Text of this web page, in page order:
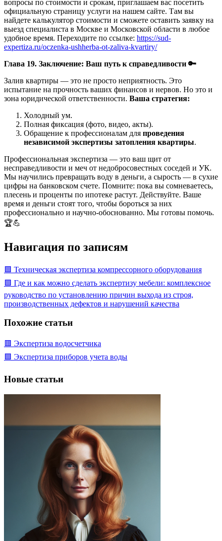
вопросы по стоимости и срокам, приглашаем вас посетить
официальную страницу услуги на нашем сайте. Там вы
найдете калькулятор стоимости и сможете оставить заявку на
выезд специалиста в Москве и Московской области в любое
удобное время. Переходите по ссылке: https://sud-
expertiza.ru/oczenka-ushherba-ot-zaliva-kvartiry/
Глава 19. Заключение: Ваш путь к справедливости 🔑
Залив квартиры — это не просто неприятность. Это
испытание на прочность ваших финансов и нервов. Но это и
зона юридической ответственности. Ваша стратегия:
Холодный ум.
Полная фиксация (фото, видео, акты).
Обращение к профессионалам для проведения
независимой экспертизы затопления квартиры.
Профессиональная экспертиза — это ваш щит от
несправедливости и меч от недобросовестных соседей и УК.
Мы научились превращать воду в деньги, а сырость — в сухие
цифры на банковском счете. Помните: пока вы сомневаетесь,
плесень и проценты по ипотеке растут. Действуйте. Ваше
время и деньги стоят того, чтобы бороться за них
профессионально и научно-обоснованно. Мы готовы помочь.
🏆💪
Навигация по записям
🟩 Техническая экспертиза компрессорного оборудования
🟩 Где и как можно сделать экспертизу мебели: комплексное
руководство по установлению причин выхода из строя,
производственных дефектов и нарушений качества
Похожие статьи
🟥 Экспертиза водосчетчика
🟩 Экспертиза приборов учета воды
Новые статьи